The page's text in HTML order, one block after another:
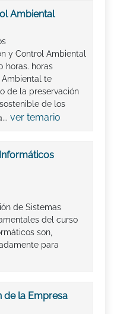
Ambiental
y Control Ambiental
horas. horas
Ambiental te
de la preservación
de los
ver temario
de Sistemas
del curso
son,
para
de la Empresa